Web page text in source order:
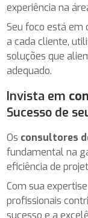
experiência na
Seu foco está em
a cada cliente,
soluções que
adequado.
Invista em
Sucesso de
Os consultores
fundamental na
eficiência de
Com sua
profissionais
sucesso e a